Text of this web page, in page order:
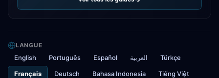
LANGUE
English Português Español العربية Türkçe
Français Deutsch Bahasa Indonesia Tiếng Việt